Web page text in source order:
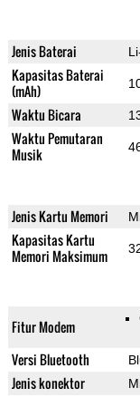
Jenis Baterai
Kapasitas Baterai
(mAh)
Waktu Bicara
Waktu Pemutaran
Musik
Jenis Kartu Memori
Kapasitas Kartu
Memori Maksimum
Fitur Modem
Versi Bluetooth
Jenis konektor